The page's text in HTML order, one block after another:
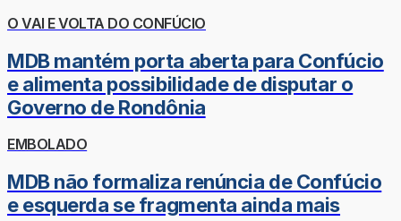
O VAI E VOLTA DO CONFÚCIO
MDB mantém porta aberta para Confúcio
e alimenta possibilidade de disputar o
Governo de Rondônia
EMBOLADO
MDB não formaliza renúncia de Confúcio
e esquerda se fragmenta ainda mais